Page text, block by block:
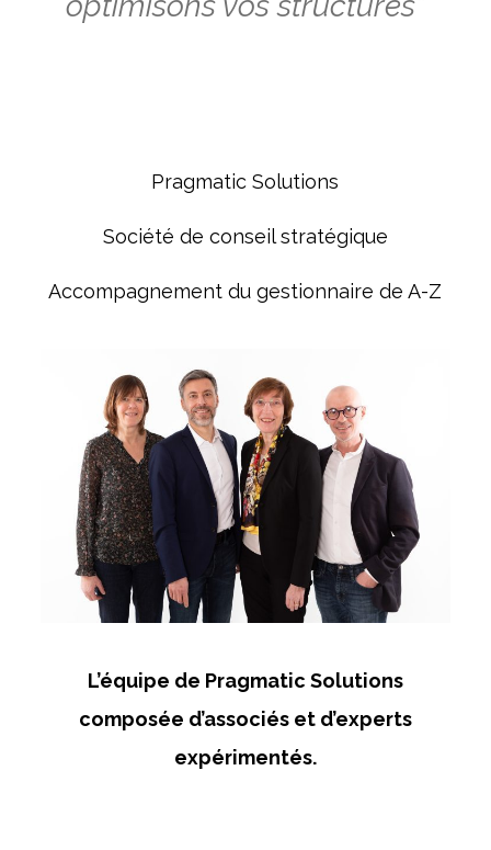
Pragmatic Solutions
Société de conseil stratégique
Accompagnement du gestionnaire de A-Z
L’équipe de Pragmatic Solutions
composée d’associés et d’experts
expérimentés.